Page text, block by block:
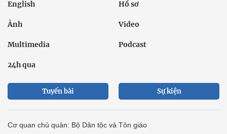
English Hồ sơ
Ảnh Video
Multimedia Podcast
24h qua
Tuyến bài Sự kiện
Cơ quan chủ quản: Bộ Dân tộc và Tôn giáo